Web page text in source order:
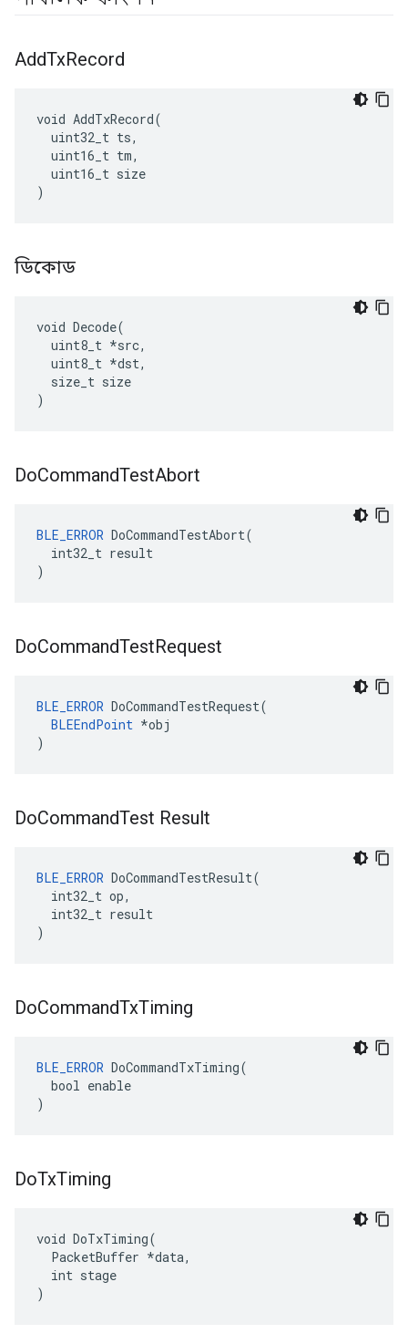
AddTxRecord
void AddTxRecord(
  uint32_t ts,
  uint16_t tm,
  uint16_t size
)
ডিকোড
void Decode(
  uint8_t *src,
  uint8_t *dst,
  size_t size
)
DoCommandTestAbort
BLE_ERROR DoCommandTestAbort(
  int32_t result
)
DoCommandTestRequest
BLE_ERROR DoCommandTestRequest(
BLEEndPoint *obj
)
DoCommandTest Result
BLE_ERROR DoCommandTestResult(
  int32_t op,
  int32_t result
)
DoCommandTxTiming
BLE_ERROR DoCommandTxTiming(
  bool enable
)
DoTxTiming
void DoTxTiming(
  PacketBuffer *data,
  int stage
)